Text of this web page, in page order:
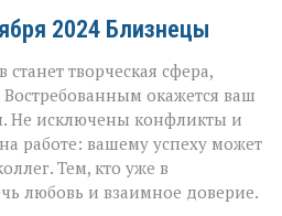
2024 Близнецы
творческая сфера,
окажется ваш
Не исключены конфликты и
работе: вашему успеху может
Тем, кто уже в
любовь и взаимное доверие.